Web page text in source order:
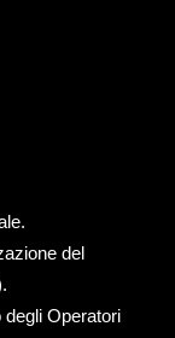
del
Operatori